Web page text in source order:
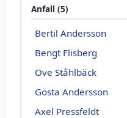
Anfall (5)
Bertil Andersson
Bengt Flisberg
Ove Ståhlbäck
Gösta Andersson
Axel Pressfeldt